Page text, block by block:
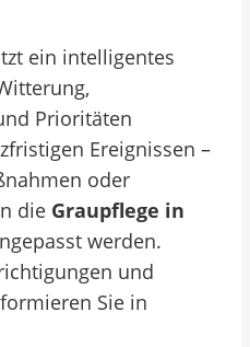
ein intelligentes
Prioritäten
Ereignissen –
oder
die Graupflege in
werden.
und
Sie in